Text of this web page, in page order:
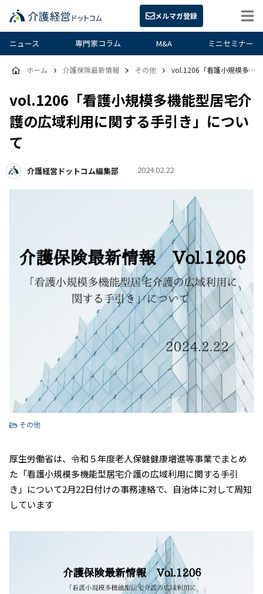
メルマガ登録
ニュース 専門家コラム M&A ミニセミナー
vol.1206「看護小規模多機能型居宅介
護の広域利用に関する手引き」につい
て
介護経営ドットコム編集部 2024.02.22
ホーム 介護保険最新情報 その他 vol.1206「看護小規模多機能型居宅介護の広域利用に関する手引き」について
その他
厚生労働省は、令和５年度老人保健健康増進等事業でまとめ
た「看護小規模多機能型居宅介護の広域利用に関する手引
き」について2月22日付けの事務連絡で、自治体に対して周知
しています